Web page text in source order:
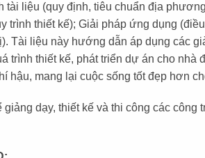
liệu (quy định, tiêu chuẩn địa
trình thiết kế); Giải pháp ứng dụng
Tài liệu này hướng dẫn áp dụng các
thiết kế, phát triển dự án cho nhà
hậu, mang lại cuộc sống tốt đẹp hơn
dạy, thiết kế và thi công các công